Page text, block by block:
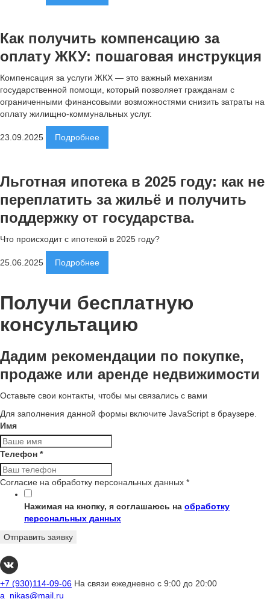
Как получить компенсацию за
оплату ЖКУ: пошаговая инструкция
Компенсация за услуги ЖКХ — это важный механизм
государственной помощи, который позволяет гражданам с
ограниченными финансовыми возможностями снизить затраты на
оплату жилищно-коммунальных услуг.
23.09.2025 Подробнее
Льготная ипотека в 2025 году: как не
переплатить за жильё и получить
поддержку от государства.
Что происходит с ипотекой в 2025 году?
25.06.2025 Подробнее
Получи бесплатную
консультацию
Дадим рекомендации по покупке,
продаже или аренде недвижимости
Оставьте свои контакты, чтобы мы связались с вами
Для заполнения данной формы включите JavaScript в браузере.
Имя
Телефон *
Согласие на обработку персональных данных *
Нажимая на кнопку, я соглашаюсь на обработку
персональных данных
Отправить заявку
+7 (930)114-09-06 На связи ежедневно с 9:00 до 20:00
a_nikas@mail.ru